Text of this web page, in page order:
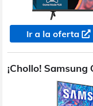
Ir a la oferta
¡Chollo!